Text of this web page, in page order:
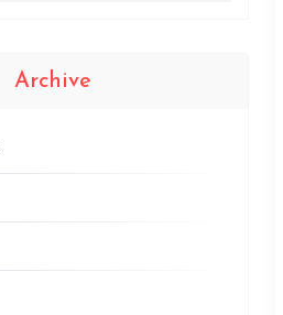
Archive